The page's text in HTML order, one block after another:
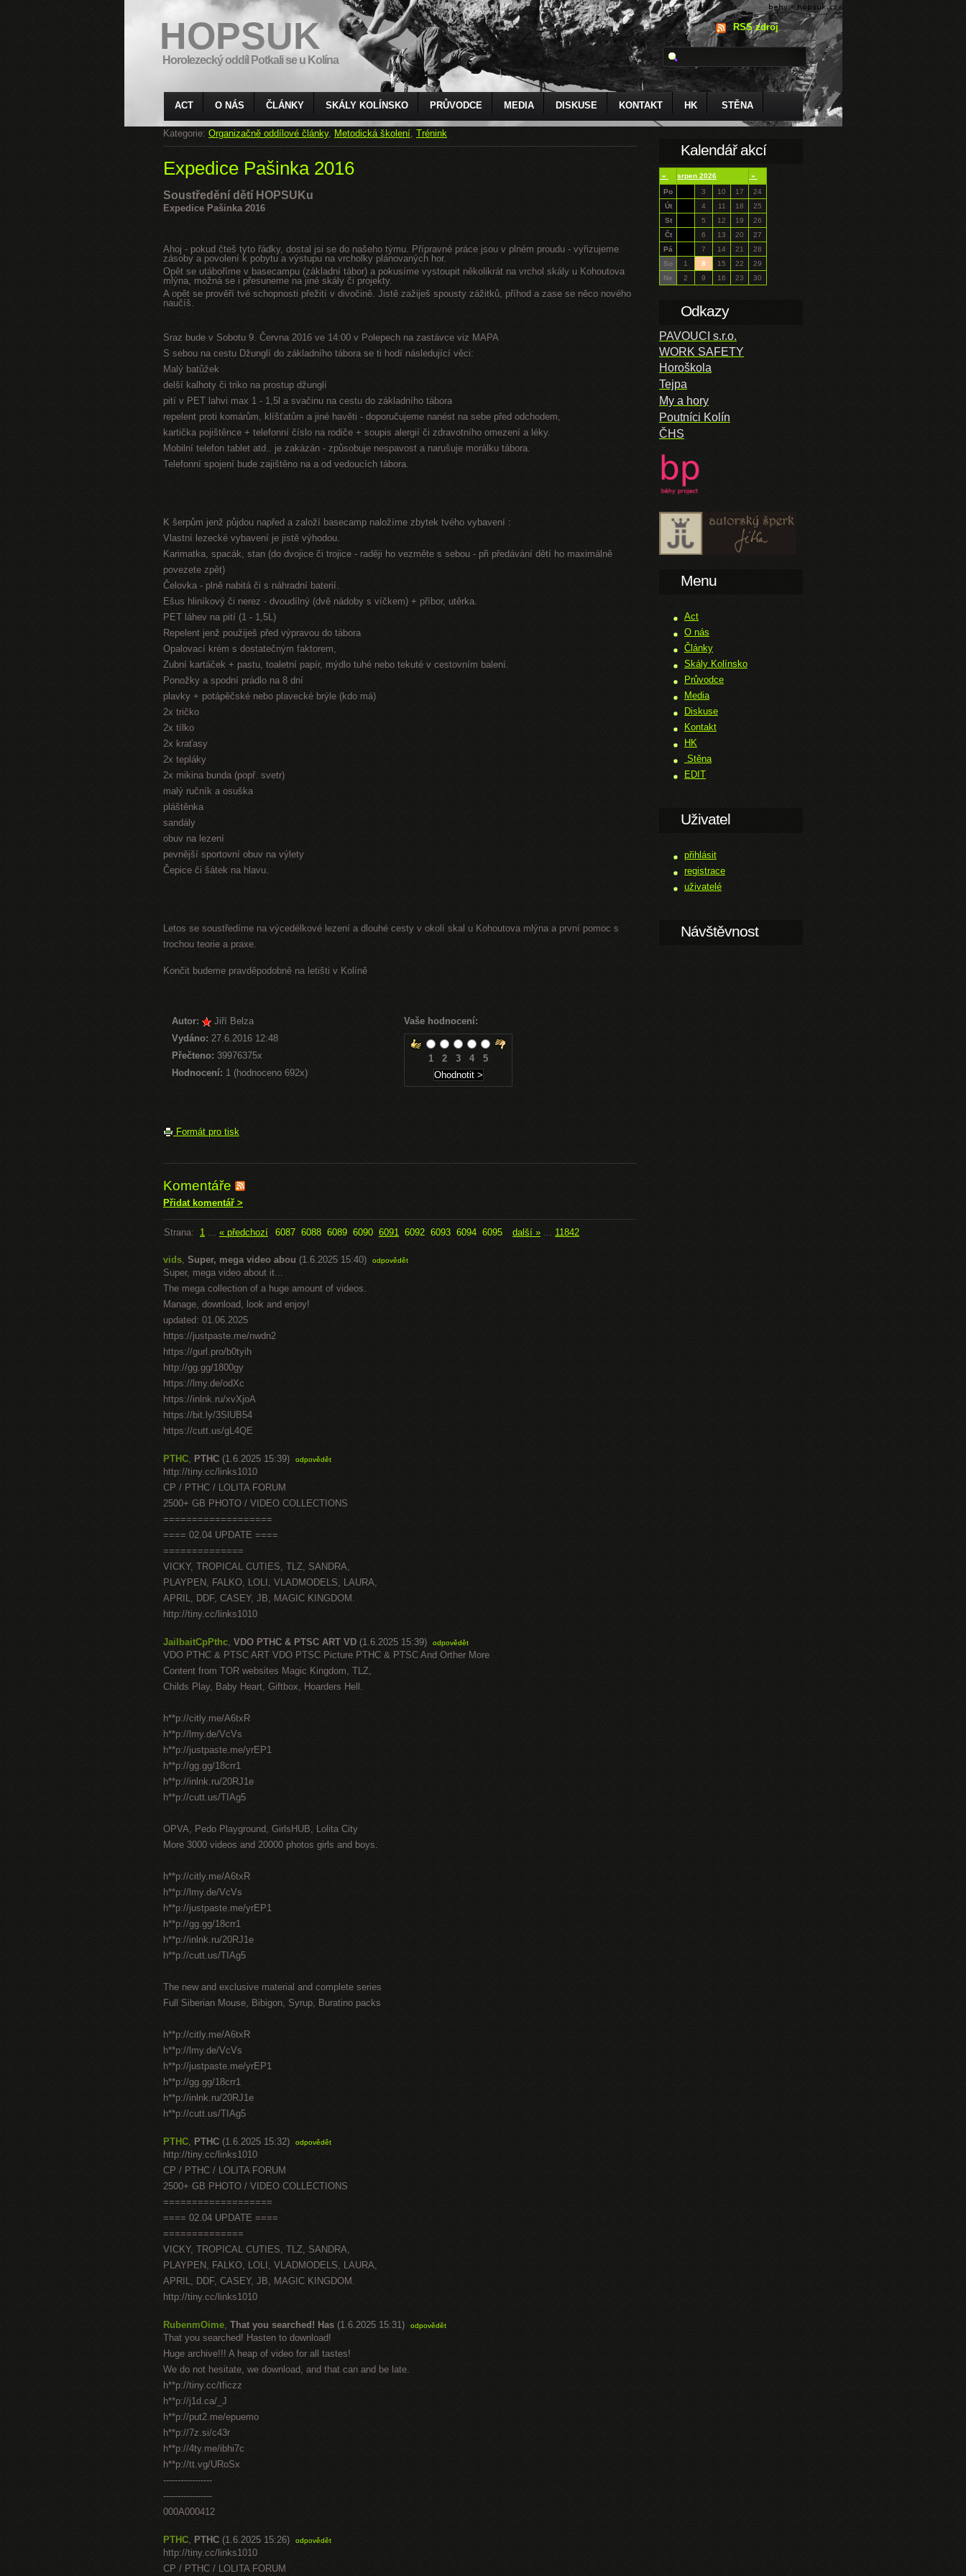
HOPSUK
Horolezecký oddíl Potkali se u Kolína
RSS zdroj
ACT O NÁS ČLÁNKY SKÁLY KOLÍNSKO PRŮVODCE MEDIA DISKUSE KONTAKT HK STĚNA
Kategorie: Organizačně oddílové články, Metodická školení, Trénink
Expedice Pašinka 2016
Soustředění dětí HOPSUKu
Expedice Pašinka 2016
Ahoj - pokud čteš tyto řádky, dostal jsi se do našeho týmu. Přípravné práce jsou v plném proudu - vyřizujeme
zásoby a povolení k pobytu a výstupu na vrcholky plánovaných hor.
Opět se utáboříme v basecampu (základní tábor) a pokusíme vystoupit několikrát na vrchol skály u Kohoutova
mlýna, možná se i přesuneme na jiné skály či projekty.
A opět se prověří tvé schopnosti přežití v divočině. Jistě zažiješ spousty zážitků, příhod a zase se něco nového
naučíš.
Sraz bude v Sobotu 9. Června 2016 ve 14:00 v Polepech na zastávce viz MAPA
S sebou na cestu Džunglí do základního tábora se ti hodí následující věci:
Malý batůžek
delší kalhoty či triko na prostup džunglí
pití v PET lahvi max 1 - 1,5l a svačinu na cestu do základního tábora
repelent proti komárům, klíšťatům a jiné havěti - doporučujeme nanést na sebe před odchodem,
kartička pojištěnce + telefonní číslo na rodiče + soupis alergií či zdravotního omezení a léky.
Mobilní telefon tablet atd.. je zakázán - způsobuje nespavost a narušuje morálku tábora.
Telefonní spojení bude zajištěno na a od vedoucích tábora.
K šerpům jenž půjdou napřed a založí basecamp naložíme zbytek tvého vybavení :
Vlastní lezecké vybavení je jistě výhodou.
Karimatka, spacák, stan (do dvojice či trojice - raději ho vezměte s sebou - při předávání dětí ho maximálně
povezete zpět)
Čelovka - plně nabitá či s náhradní baterií.
Ešus hliníkový či nerez - dvoudílný (dvě nádoby s víčkem) + příbor, utěrka.
PET láhev na pití (1 - 1,5L)
Repelent jenž použiješ před výpravou do tábora
Opalovací krém s dostatečným faktorem,
Zubní kartáček + pastu, toaletní papír, mýdlo tuhé nebo tekuté v cestovním balení.
Ponožky a spodní prádlo na 8 dní
plavky + potápěčské nebo plavecké brýle (kdo má)
2x tričko
2x tílko
2x kraťasy
2x tepláky
2x mikina bunda (popř. svetr)
malý ručník a osuška
pláštěnka
sandály
obuv na lezení
pevnější sportovní obuv na výlety
Čepice či šátek na hlavu.
Letos se soustředíme na výcedélkové lezení a dlouhé cesty v okolí skal u Kohoutova mlýna a první pomoc s
trochou teorie a praxe.
Končit budeme pravděpodobně na letišti v Kolíně
Autor:
Jiří Belza
Vydáno: 27.6.2016 12:48
Přečteno: 39976375x
Hodnocení: 1 (hodnoceno 692x)
Vaše hodnocení:
1 2 3 4 5
Formát pro tisk
Komentáře
Přidat komentář >
Strana: 1 ... « předchozí 6087 6088 6089 6090 6091 6092 6093 6094 6095 další » ... 11842
vids, Super, mega video abou (1.6.2025 15:40) odpovědět
Super, mega video about it...
The mega collection of a huge amount of videos.
Manage, download, look and enjoy!
updated: 01.06.2025
https://justpaste.me/nwdn2
https://gurl.pro/b0tyih
http://gg.gg/1800gy
https://lmy.de/odXc
https://inlnk.ru/xvXjoA
https://bit.ly/3SlUB54
https://cutt.us/gL4QE
PTHC, PTHC (1.6.2025 15:39) odpovědět
http://tiny.cc/links1010
CP / PTHC / LOLITA FORUM
2500+ GB PHOTO / VIDEO COLLECTIONS
===================
==== 02.04 UPDATE ====
==============
VICKY, TROPICAL CUTIES, TLZ, SANDRA,
PLAYPEN, FALKO, LOLI, VLADMODELS, LAURA,
APRIL, DDF, CASEY, JB, MAGIC KINGDOM.
http://tiny.cc/links1010
JailbaitCpPthc, VDO PTHC & PTSC ART VD (1.6.2025 15:39) odpovědět
VDO PTHC & PTSC ART VDO PTSC Picture PTHC & PTSC And Orther More
Content from TOR websites Magic Kingdom, TLZ,
Childs Play, Baby Heart, Giftbox, Hoarders Hell.
h**p://citly.me/A6txR
h**p://lmy.de/VcVs
h**p://justpaste.me/yrEP1
h**p://gg.gg/18crr1
h**p://inlnk.ru/20RJ1e
h**p://cutt.us/TIAg5
OPVA, Pedo Playground, GirlsHUB, Lolita City
More 3000 videos and 20000 photos girls and boys.
h**p://citly.me/A6txR
h**p://lmy.de/VcVs
h**p://justpaste.me/yrEP1
h**p://gg.gg/18crr1
h**p://inlnk.ru/20RJ1e
h**p://cutt.us/TIAg5
The new and exclusive material and complete series
Full Siberian Mouse, Bibigon, Syrup, Buratino packs
h**p://citly.me/A6txR
h**p://lmy.de/VcVs
h**p://justpaste.me/yrEP1
h**p://gg.gg/18crr1
h**p://inlnk.ru/20RJ1e
h**p://cutt.us/TIAg5
PTHC, PTHC (1.6.2025 15:32) odpovědět
http://tiny.cc/links1010
CP / PTHC / LOLITA FORUM
2500+ GB PHOTO / VIDEO COLLECTIONS
===================
==== 02.04 UPDATE ====
==============
VICKY, TROPICAL CUTIES, TLZ, SANDRA,
PLAYPEN, FALKO, LOLI, VLADMODELS, LAURA,
APRIL, DDF, CASEY, JB, MAGIC KINGDOM.
http://tiny.cc/links1010
RubenmOime, That you searched! Has (1.6.2025 15:31) odpovědět
That you searched! Hasten to download!
Huge archive!!! A heap of video for all tastes!
We do not hesitate, we download, and that can and be late.
h**p://tiny.cc/tficzz
h**p://j1d.ca/_J
h**p://put2.me/epuemo
h**p://7z.si/c43r
h**p://4ty.me/ibhi7c
h**p://tt.vg/URoSx
-----------------
-----------------
000A000412
PTHC, PTHC (1.6.2025 15:26) odpovědět
http://tiny.cc/links1010
CP / PTHC / LOLITA FORUM
Kalendář akcí
« srpen 2026
»
Po
3 10 17
24
Út
4 11 18
25
St
5 12 19
26
Čt
6 13 20
27
Pá
7 14 21
28
So
1 8 15 22
29
Ne
2 9 16 23 30
Odkazy
PAVOUCI s.r.o.
WORK SAFETY
Horoškola
Tejpa
My a hory
Poutníci Kolín
ČHS
Menu
Act
O nás
Články
Skály Kolínsko
Průvodce
Media
Diskuse
Kontakt
HK
Stěna
EDIT
Uživatel
přihlásit
registrace
uživatelé
Návštěvnost